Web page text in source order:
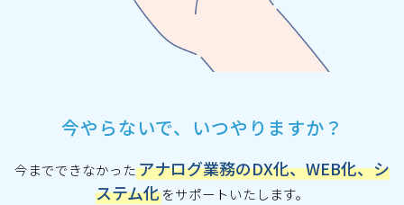
今やらないで、いつやりますか？
今までできなかったアナログ業務のDX化、WEB化、シ
ステム化をサポートいたします。